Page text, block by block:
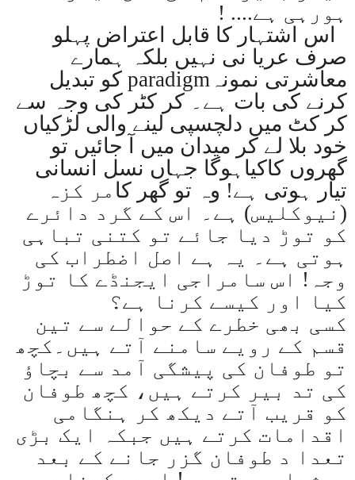
ہورہی ہے! ....
اس اشتہار کا قابل اعتراض پہلو
صرف عریا نی نہیں بلکہ ہمارے
معاشرتی نمونہ paradigm کو تبدیل
کرنے کی بات ہے۔ کر کٹر کی وجہ سے
کر کٹ میں دلچسپی لینے والی لڑکیاں
خود بلا لے کر میدان میں آ جائیں تو
گھروں کاکیاہوگا جہاں نسل انسانی
تیار ہوتی ہے! وہ تو گھر کا مر کزہ
(نیوکلیس) ہے۔ اس کے گرد دائرے
کو توڑ دیا جائے تو کتنی تباہی
ہوتی ہے۔ یہ ہے اصل اضطراب کی
وجہ! اس سامراجی ایجنڈے کا توڑ
کیا اور کیسے کرنا ہے؟
کسی بھی خطرے کے حوالے سے تین
قسم کے رویے سامنے آتے ہیں۔کچھ
تو طوفان کی پیشگی آمد سے بچاؤ
کی تد بیر کرتے ہیں، کچھ طوفان
کو قریب آتے دیکھ کر ہنگامی
اقدامات کرتے ہیں جبکہ ایک بڑی
تعدا د طوفان گزر جانے کے بعد